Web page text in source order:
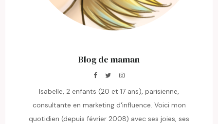
Blog de maman
Isabelle, 2 enfants (20 et 17 ans), parisienne,
consultante en marketing d'influence. Voici mon
quotidien (depuis février 2008) avec ses joies, ses